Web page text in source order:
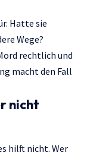
Hatte sie
Wege?
rechtlich und
macht den Fall
nicht
hilft nicht. Wer